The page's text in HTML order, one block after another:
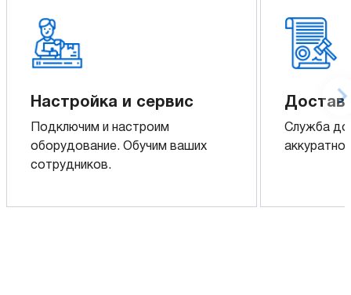
Настройка и сервис
Подключим и настроим
оборудование. Обучим ваших
сотрудников.
Служба
аккуратно